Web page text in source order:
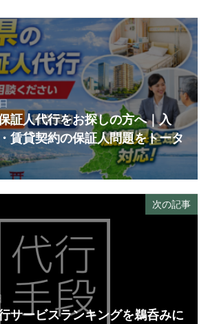
証人代行をお探しの方へ｜入
賃貸契約の保証人問題をトータ
次の記事
サービスランキングを鵜呑みに